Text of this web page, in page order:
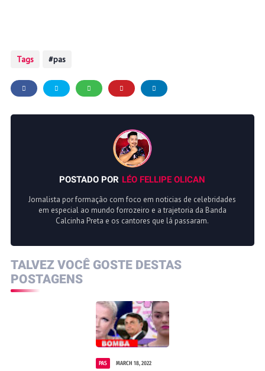
Tags pas
POSTADO POR LÉO FELLIPE OLICAN
Jornalista por formação com foco em noticias de celebridades
em especial ao mundo forrozeiro e a trajetoria da Banda
Calcinha Preta e os cantores que lá passaram.
TALVEZ VOCÊ GOSTE DESTAS
POSTAGENS
PAS MARCH 18, 2022